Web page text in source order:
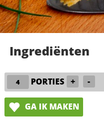
Ingrediënten
PORTIES + -
GA IK MAKEN